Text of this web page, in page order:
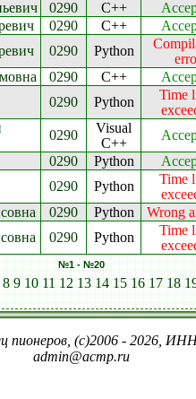
0290 C++
0290 C++
0290 Python
0290 C++
0290 Python
Time
0290
Visual
C++
0290 Python
0290 Python
Time
0290 Python
Wrong
0290 Python
Time
№1 - №20
8 9 10 11 12 13 14 15 16 17 18
пионеров, (c)2006 - 2026,
admin@acmp.ru